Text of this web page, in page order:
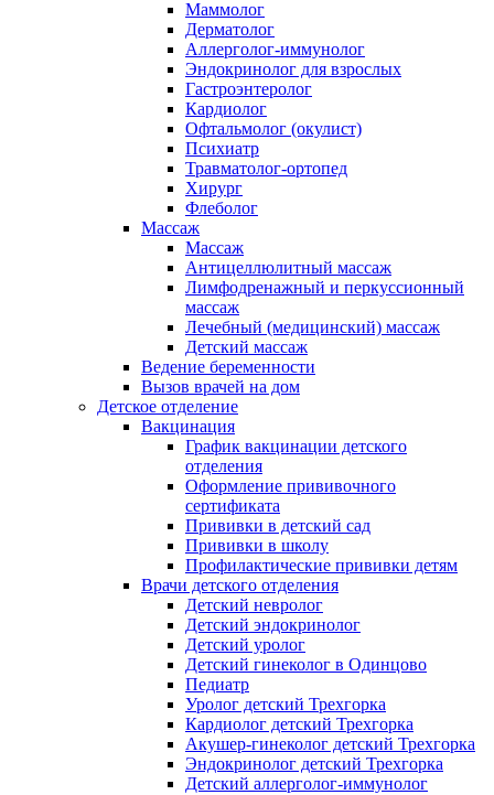
Маммолог
Дерматолог
Аллерголог-иммунолог
Эндокринолог для взрослых
Гастроэнтеролог
Кардиолог
Офтальмолог (окулист)
Психиатр
Травматолог-ортопед
Хирург
Флеболог
Массаж
Массаж
Антицеллюлитный массаж
Лимфодренажный и перкуссионный
массаж
Лечебный (медицинский) массаж
Детский массаж
Ведение беременности
Вызов врачей на дом
Детское отделение
Вакцинация
График вакцинации детского
отделения
Оформление прививочного
сертификата
Прививки в детский сад
Прививки в школу
Профилактические прививки детям
Врачи детского отделения
Детский невролог
Детский эндокринолог
Детский уролог
Детский гинеколог в Одинцово
Педиатр
Уролог детский Трехгорка
Кардиолог детский Трехгорка
Акушер-гинеколог детский Трехгорка
Эндокринолог детский Трехгорка
Детский аллерголог-иммунолог